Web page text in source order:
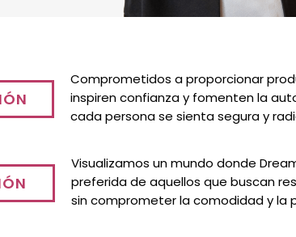
Comprometidos a proporcionar
inspiren confianza y fomenten la
cada persona se sienta segura y
Visualizamos un mundo donde
preferida de aquellos que buscan
sin comprometer la comodidad y la